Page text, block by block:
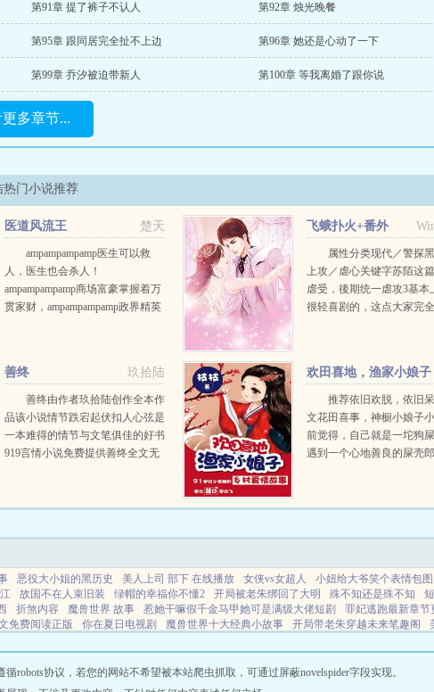
第91章 提了裤子不认人 第92章 烛光晚餐
第95章 跟同居完全扯不上边 第96章 她还是心动了一下
第99章 乔汐被迫带新人 第100章 等我离婚了跟你说
多章节...
热门小说推荐
楚天
医道风流王
ampampampamp医生可以救
人，医生也会杀人！
ampampampamp商场富豪掌握着万
贯家财，ampampampamp政界精英
飞蛾扑火+番外
属性分类现代／警探
上攻／虐心关键字苏陌这
虐受，後期统一虐攻3基本
很轻喜剧的，这点大家完
玖拾陆
善终
善终由作者玖拾陆创作全本作
品该小说情节跌宕起伏扣人心弦是
一本难得的情节与文笔俱佳的好书
919言情小说免费提供善终全文无
欢田喜地，渔家小娘子
推荐依旧欢脱，依旧
文花田喜事，神橱小娘子
前觉得，自己就是一坨狗
遇到一个心地善良的屎壳
她穿越到了一个克死相公
恶役大小姐的黑历史 美人上司 部下 在线播放 女侠vs女超人 小妞给大爷笑个表情包
故国不在人束旧装 绿帽的幸福你不懂2 开局被老朱绑回了大明 殊不知还是殊不知
折煞内容 魔兽世界 故事 惹她干嘛假千金马甲她可是满级大佬短剧
罪妃逃跑最新章节
免费阅读正版 你在夏日电视剧 魔兽世界十大经典小故事 开局带老朱穿越未来笔趣阁
性 重生年华似锦阅读全文免费 民国逆袭穿越推荐 太子殿下的小娇娇免费阅读
太子和
穿书公主了名子 葫芦神器有用吗 假千金她惹不得免费阅读无弹窗 闪婚后夫人超飒
协议，若您的网站不希望被本站爬虫抓取，可通过屏蔽novelspider字段实现。